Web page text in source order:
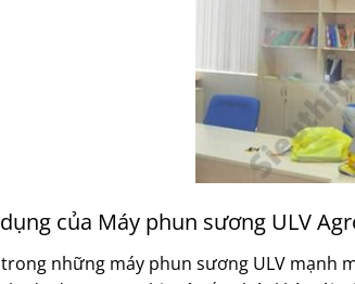
của Máy phun sương ULV
những máy phun sương ULV mạnh